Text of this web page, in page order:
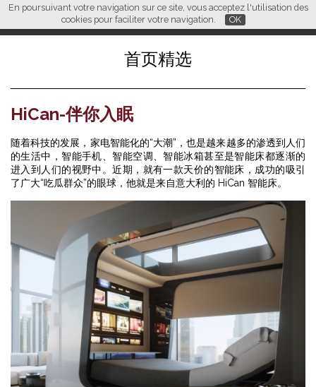
En poursuivant votre navigation sur ce site, vous acceptez l'utilisation des
cookies pour faciliter votre navigation.
OK
FR EN CN
L M
首页精选
HiCan-伴你入眠
随着科技的发展，家电智能化的“大潮”，也是越来越多的渗透到人们
的生活中，智能手机、智能空调、智能冰箱甚至是智能床都逐渐的
进入到人们的视野中。近期，就有一款天价的智能床，成功的吸引
了广大“吃瓜群众”的眼球，他就是来自意大利的 HiCan 智能床。